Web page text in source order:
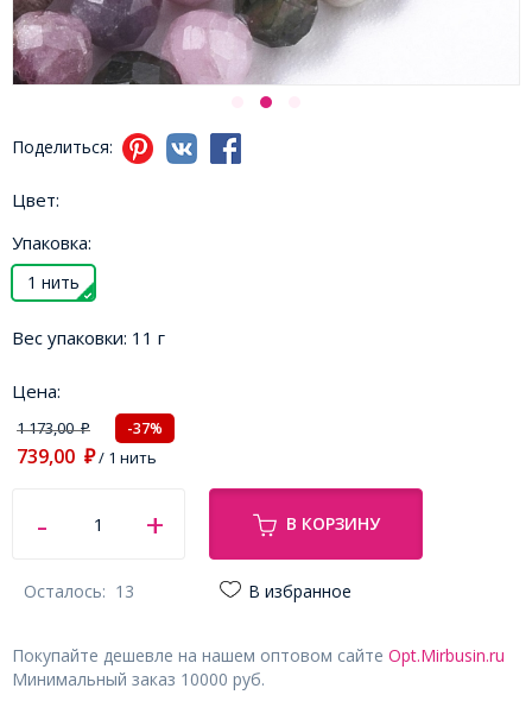
Поделиться:
Цвет:
Упаковка:
1 нить
Вес упаковки: 11 г
Цена:
1 173,00₽ -37%
739,00 ₽/ 1 нить
В КОРЗИНУ
Осталось: 13 В избранное
Покупайте дешевле на нашем оптовом сайте Opt.Mirbusin.ru
Минимальный заказ 10000 руб.